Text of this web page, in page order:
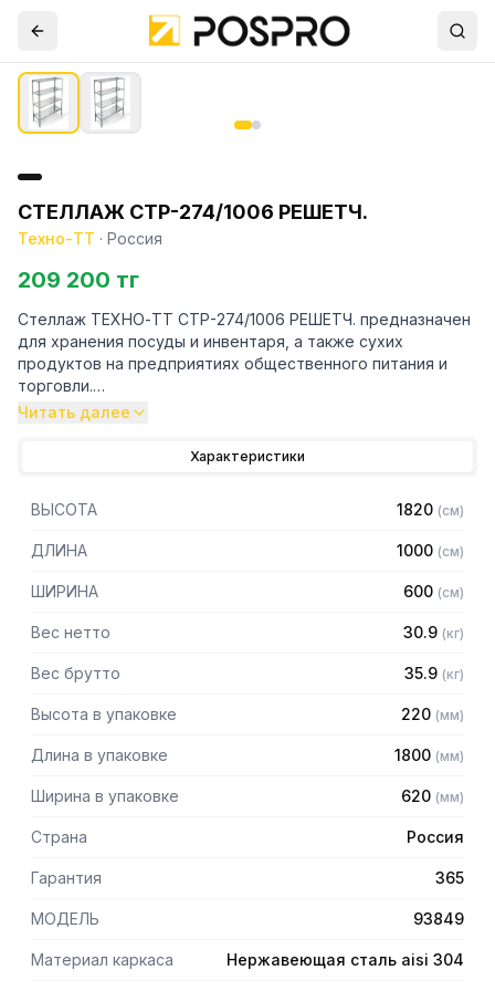
СТЕЛЛАЖ СТР-274/1006 РЕШЕТЧ.
Техно-ТТ · Россия
209 200 тг
Стеллаж ТЕХНО-ТТ СТР-274/1006 РЕШЕТЧ. предназначен
для хранения посуды и инвентаря, а также сухих
продуктов на предприятиях общественного питания и
торговли.
304 толщиной 2 мм
— Четыре решетчатые полки из нержавеющей стали
марки AISI 304 толщиной 0,8 мм
— Расстояние между полками регулируемое с шагом 50
— Регулируемые опоры
Читать далее
Характеристики
ВЫСОТА 1820 (см)
ДЛИНА 1000 (см)
ШИРИНА 600 (см)
Вес нетто 30.9 (кг)
Вес брутто 35.9 (кг)
Высота в упаковке 220 (мм)
Длина в упаковке 1800 (мм)
Ширина в упаковке 620 (мм)
Страна Россия
Гарантия 365
МОДЕЛЬ 93849
Материал каркаса Нержавеющая сталь aisi 304